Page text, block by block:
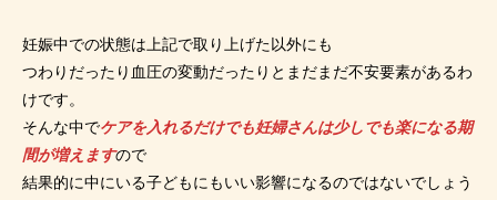
妊娠中での状態は上記で取り上げた以外にも
つわりだったり血圧の変動だったりとまだまだ不安要素があるわ
けです。
そんな中でケアを入れるだけでも妊婦さんは少しでも楽になる期
間が増えますので
結果的に中にいる子どもにもいい影響になるのではないでしょう